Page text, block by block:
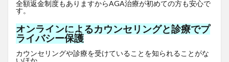
全額返金制度もありますからAGA治療が初めての方も安心で
す。
オンラインによるカウンセリングと診療でプ
ライバシー保護
カウンセリングや診療を受けていることを知られることがな
いほか、